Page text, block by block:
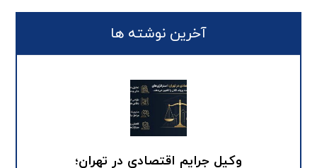
آخرین نوشته ها
وکیل جرایم اقتصادی در تهران؛